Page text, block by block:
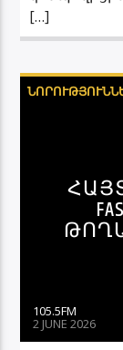
[…]
105.5FM
2 JUNE 2026